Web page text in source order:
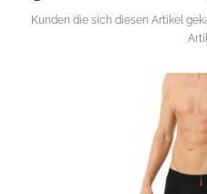
Kunden die sich diesen Artikel